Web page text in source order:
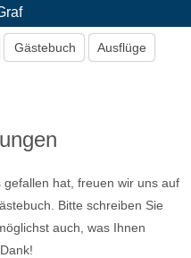
Gästebuch Ausflüge
hat, freuen wir uns auf
Bitte schreiben Sie
auch, was Ihnen